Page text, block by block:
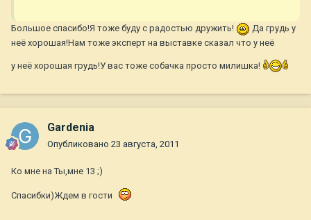
Большое спасибо!Я тоже буду с радостью дружить!
Да грудь у
неё хорошая!Нам тоже эксперт на выставке сказал что у неё
у неё хорошая грудь!У вас тоже собачка просто милишка!
Gardenia
Опубликовано 23 августа, 2011
Ко мне на Ты,мне 13 ;)
Спасибки)Ждем в гости